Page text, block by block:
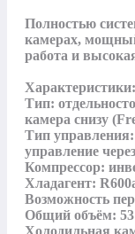
Полностью
камерах,
работа и
Характеристики:
Тип:
камера снизу
Тип управления:
управление
Компрессор:
Хладагент:
Возможность
Общий объём:
Холодильная